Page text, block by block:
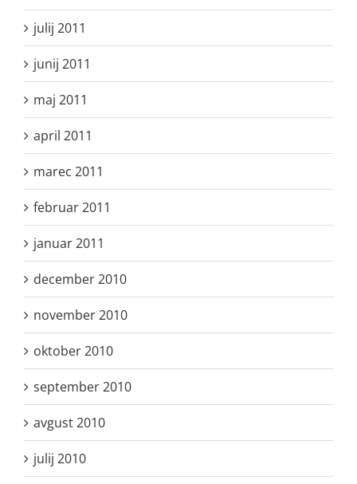
julij 2011
junij 2011
maj 2011
april 2011
marec 2011
februar 2011
januar 2011
december 2010
november 2010
oktober 2010
september 2010
avgust 2010
julij 2010